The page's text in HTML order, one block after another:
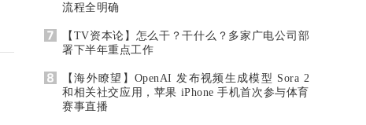
【热点综合】专题
【节日特别报道】专题
【广电宽带发展问题调查】专题
流程全明确
【TV资本论】怎么干？干什么？多家广电公司部
署下半年重点工作
【海外瞭望】OpenAI 发布视频生成模型 Sora 2
和相关社交应用，苹果 iPhone 手机首次参与体育
赛事直播